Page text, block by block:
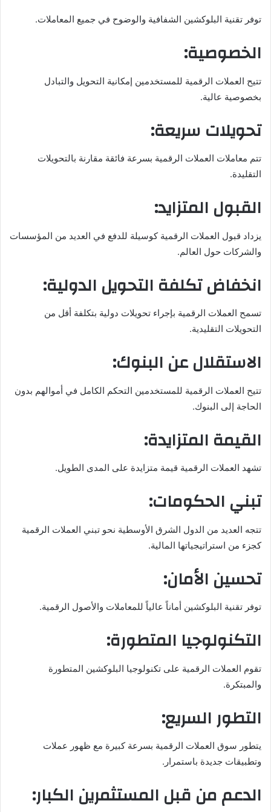
توفر تقنية البلوكشين الشفافية والوضوح في جميع المعاملات.
الخصوصية:
تتيح العملات الرقمية للمستخدمين إمكانية التحويل والتبادل
بخصوصية عالية.
تحويلات سريعة:
تتم معاملات العملات الرقمية بسرعة فائقة مقارنة بالتحويلات
التقليدة.
القبول المتزايد:
يزداد قبول العملات الرقمية كوسيلة للدفع في العديد من المؤسسات
والشركات حول العالم.
انخفاض تكلفة التحويل الدولية:
تسمح العملات الرقمية بإجراء تحويلات دولية بتكلفة أقل من
التحويلات التقليدية.
الاستقلال عن البنوك:
تتيح العملات الرقمية للمستخدمين التحكم الكامل في أموالهم بدون
الحاجة إلى البنوك.
القيمة المتزايدة:
تشهد العملات الرقمية قيمة متزايدة على المدى الطويل.
تبني الحكومات:
تتجه العديد من الدول الشرق الأوسطية نحو تبني العملات الرقمية
كجزء من استراتيجياتها المالية.
تحسين الأمان:
توفر تقنية البلوكشين أماناً عالياً للمعاملات والأصول الرقمية.
التكنولوجيا المتطورة:
تقوم العملات الرقمية على تكنولوجيا البلوكشين المتطورة
والمبتكرة.
التطور السريع:
يتطور سوق العملات الرقمية بسرعة كبيرة مع ظهور عملات
وتطبيقات جديدة باستمرار.
الدعم من قبل المستثمرين الكبار: